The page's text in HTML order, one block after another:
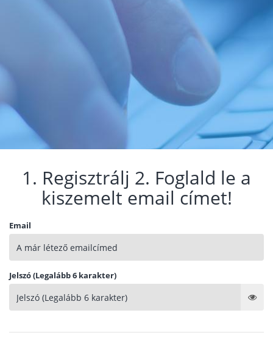
1. Regisztrálj 2. Foglald le a
kiszemelt email címet!
Email
Jelszó (Legalább 6 karakter)